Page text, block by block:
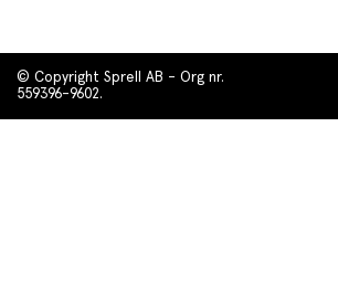
© Copyright Sprell AB - Org nr.
559396-9602.